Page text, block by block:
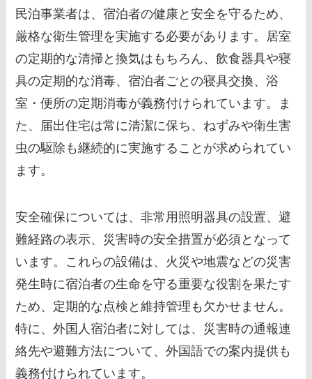
民泊事業者は、宿泊者の健康と安全を守るため、
厳格な衛生管理を実施する必要があります。居室
の定期的な清掃と換気はもちろん、飲食器具や寝
具の定期的な消毒、宿泊者ごとの寝具交換、浴
室・便所の定期消毒が義務付けられています。ま
た、届出住宅は常に清潔に保ち、ねずみや衛生害
虫の駆除も継続的に実施することが求められてい
ます。
安全確保については、非常用照明器具の設置、避
難経路の表示、災害時の安全措置が必須となって
います。これらの設備は、火災や地震などの災害
発生時に宿泊者の生命を守る重要な役割を果たす
ため、定期的な点検と維持管理も欠かせません。
特に、外国人宿泊者に対しては、災害時の通報連
絡先や避難方法について、外国語での案内提供も
義務付けられています。